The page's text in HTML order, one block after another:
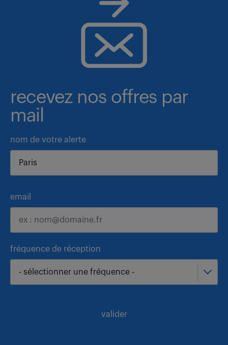
recevez nos offres par
mail
nom de votre alerte
email
fréquence de réception
- sélectionner une fréquence -
valider